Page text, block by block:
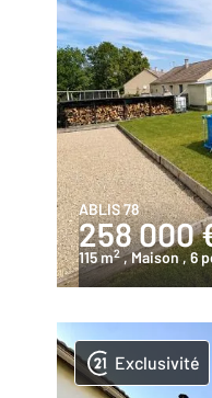
ABLIS 78
258 000
115 m2 , Maison, 6
Exclusivité